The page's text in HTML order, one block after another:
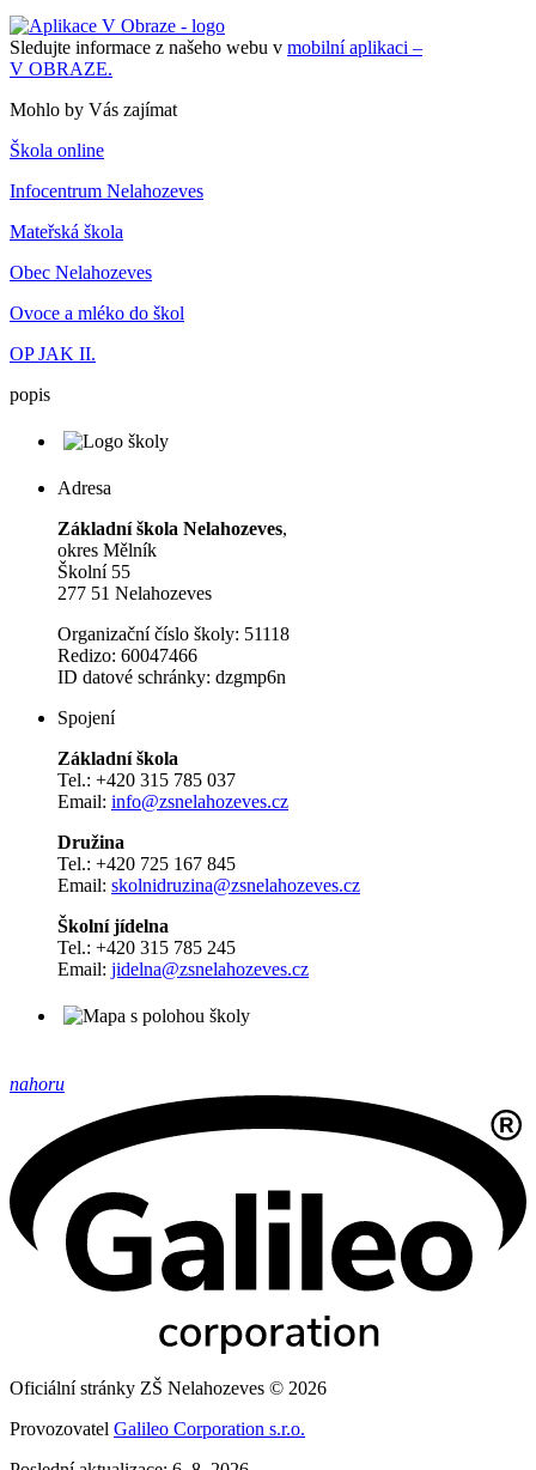
Sledujte informace z našeho webu v mobilní aplikaci –
V OBRAZE.
Mohlo by Vás zajímat
Škola online
Infocentrum Nelahozeves
Mateřská škola
Obec Nelahozeves
Ovoce a mléko do škol
OP JAK II.
popis
Adresa
Základní škola Nelahozeves,
okres Mělník
Školní 55
277 51 Nelahozeves
Organizační číslo školy: 51118
Redizo: 60047466
ID datové schránky: dzgmp6n
Spojení
Základní škola
Tel.: +420 315 785 037
Email: info@zsnelahozeves.cz
Družina
Tel.: +420 725 167 845
Email: skolnidruzina@zsnelahozeves.cz
Školní jídelna
Tel.: +420 315 785 245
Email: jidelna@zsnelahozeves.cz
nahoru
Oficiální stránky ZŠ Nelahozeves © 2026
Provozovatel Galileo Corporation s.r.o.